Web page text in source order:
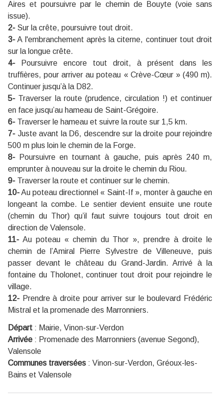
Aires et poursuivre par le chemin de Bouyte (voie sans
issue).
2- Sur la crête, poursuivre tout droit.
3- A l'embranchement après la citerne, continuer tout droit
sur la longue crête.
4- Poursuivre encore tout droit, à présent dans les
truffières, pour arriver au poteau « Crève-Cœur » (490 m).
Continuer jusqu’à la D82.
5- Traverser la route (prudence, circulation !) et continuer
en face jusqu’au hameau de Saint-Grégoire.
6- Traverser le hameau et suivre la route sur 1,5 km.
7- Juste avant la D6, descendre sur la droite pour rejoindre
500 m plus loin le chemin de la Forge.
8- Poursuivre en tournant à gauche, puis après 240 m,
emprunter à nouveau sur la droite le chemin du Riou.
9- Traverser la route et continuer sur le chemin.
10-Au poteau directionnel « Saint-If », monter à gauche en
longeant la combe. Le sentier devient ensuite une route
(chemin du Thor) qu’il faut suivre toujours tout droit en
direction de Valensole.
11- Au poteau « chemin du Thor », prendre à droite le
chemin de l’Amiral Pierre Sylvestre de Villeneuve, puis
passer devant le château du Grand-Jardin. Arrivé à la
fontaine du Tholonet, continuer tout droit pour rejoindre le
village.
12- Prendre à droite pour arriver sur le boulevard Frédéric
Mistral et la promenade des Marronniers.
Départ : Mairie, Vinon-sur-Verdon
Arrivée : Promenade des Marronniers (avenue Segond),
Valensole
Communes traversées : Vinon-sur-Verdon, Gréoux-les-
Bains et Valensole